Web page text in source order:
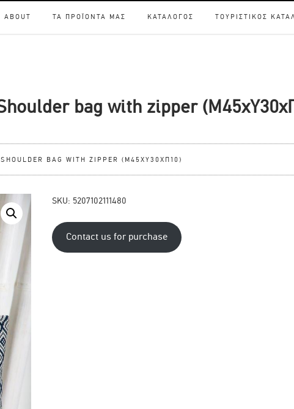
ABOUT ΤΑ ΠΡΟΪΟΝΤΑ ΜΑΣ ΚΑΤΑΛΟΓΟΣ ΤΟΥΡΙΣΤΙΚΌΣ
bag with zipper
BAG WITH ZIPPER (Μ45XY30XΠ10)
SKU: 5207102111480
Contact us for purchase